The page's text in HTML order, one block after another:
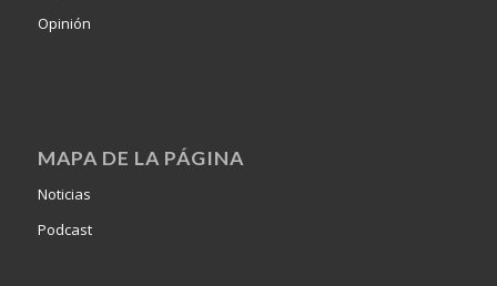
Opinión
MAPA DE LA PÁGINA
Noticias
Podcast